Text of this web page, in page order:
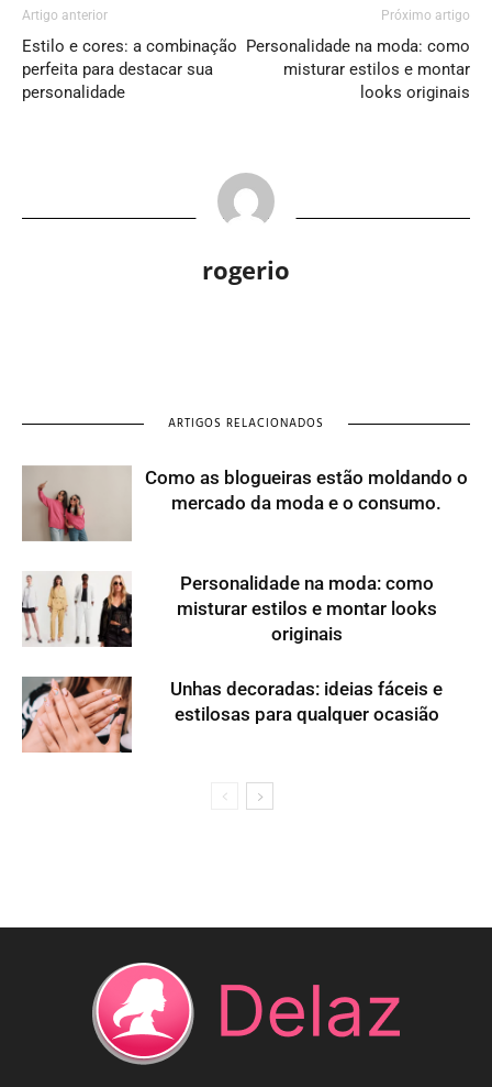
Artigo anterior
Estilo e cores: a combinação
perfeita para destacar sua
personalidade
Próximo artigo
Personalidade na moda: como
misturar estilos e montar
looks originais
rogerio
ARTIGOS RELACIONADOS
Como as blogueiras estão moldando o
mercado da moda e o consumo.
Personalidade na moda: como
misturar estilos e montar looks
originais
Unhas decoradas: ideias fáceis e
estilosas para qualquer ocasião